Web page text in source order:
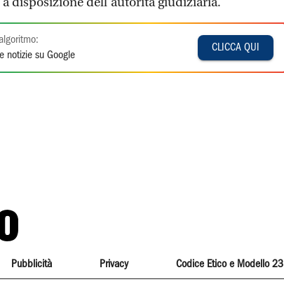
notizie su Google
CLICCA QUI
Pubblicità Privacy Codice Etico e Modello